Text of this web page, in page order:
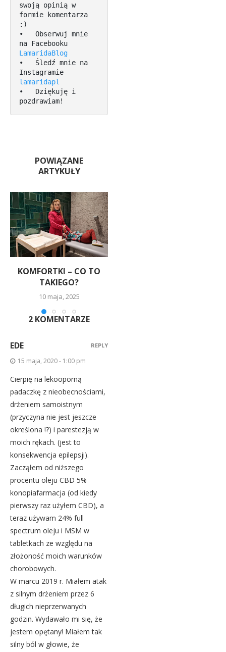
swoją opinią w
formie komentarza
:)
•   Obserwuj mnie
LamaridaBlog
•   Śledź mnie na
lamaridapl
•   Dziękuję i
pozdrawiam!
POWIĄZANE
ARTYKUŁY
KOMFORTKI – CO TO
TAKIEGO?
10 maja, 2025
2 KOMENTARZE
EDE
15 maja, 2020 - 1:00 pm
Cierpię na lekooporną
padaczkę z nieobecnościami,
drżeniem samoistnym
(przyczyna nie jest jeszcze
określona !?) i parestezją w
moich rękach. (jest to
konsekwencja epilepsji).
Zacząłem od niższego
procentu oleju CBD 5%
konopiafarmacja (od kiedy
pierwszy raz użyłem CBD), a
teraz używam 24% full
spectrum oleju i MSM w
tabletkach ze względu na
złożoność moich warunków
chorobowych.
W marcu 2019 r. Miałem atak
z silnym drżeniem przez 6
długich nieprzerwanych
godzin. Wydawało mi się, że
jestem opętany! Miałem tak
silny ból w głowie, że
REPLY